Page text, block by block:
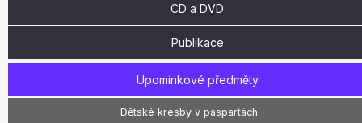
CD a DVD
Publikace
Upomínkové předměty
Dětské kresby v paspartách